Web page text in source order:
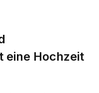
eine Hochzeit